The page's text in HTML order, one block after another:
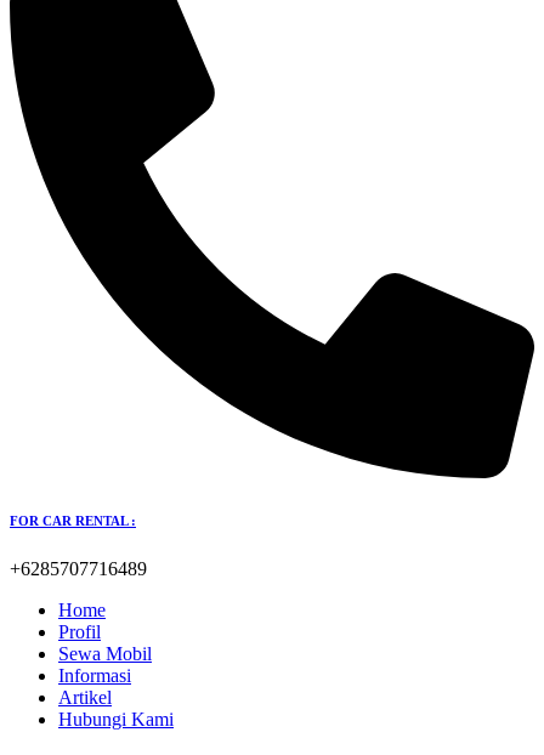
FOR CAR RENTAL :
+6285707716489
Home
Profil
Sewa Mobil
Informasi
Artikel
Hubungi Kami